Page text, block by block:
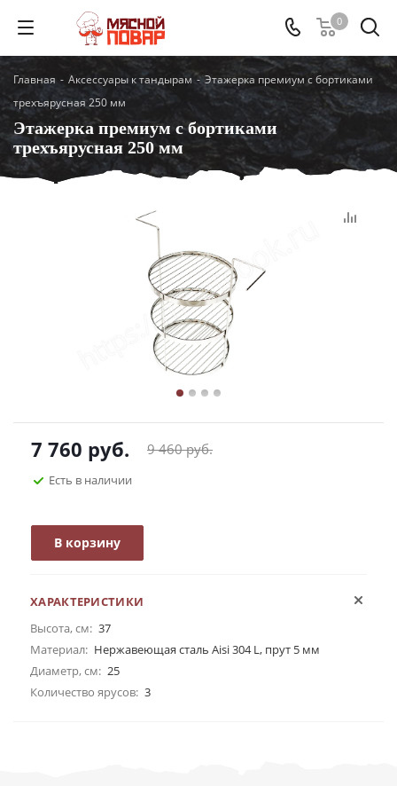
0
Главная - Аксессуары к тандырам - Этажерка премиум с бортиками
трехъярусная 250 мм
Этажерка премиум с бортиками
трехъярусная 250 мм
7 760 руб. 9 460руб.
Есть в наличии
В корзину
ХАРАКТЕРИСТИКИ
Высота, см: 37
Материал: Нержавеющая сталь Aisi 304 L, прут 5 мм
Диаметр, см: 25
Количество ярусов: 3